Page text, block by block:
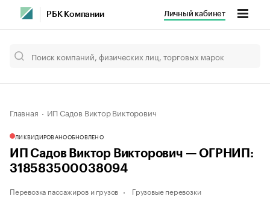
РБК Компании Личный кабинет
Главная ИП Садов Виктор Викторович
ЛИКВИДИРОВАНООБНОВЛЕНО
ИП Садов Виктор Викторович — ОГРНИП:
318583500038094
Перевозка пассажиров и грузов Грузовые перевозки